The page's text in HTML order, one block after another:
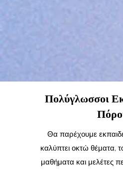
Πολύγλωσσοι
Θα παρέχουμε
καλύπτει οκτώ θέματα,
μαθήματα και μελέτες